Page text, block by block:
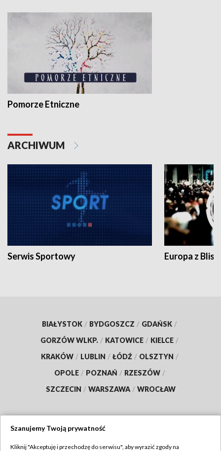
Pomorze Etniczne
ARCHIWUM
Serwis Sportowy Europa z
BIAŁYSTOK / BYDGOSZCZ / GDAŃSK /
GORZÓW WLKP. / KATOWICE / KIELCE /
KRAKÓW / LUBLIN / ŁÓDŹ / OLSZTYN /
OPOLE / POZNAŃ / RZESZÓW /
SZCZECIN / WARSZAWA / WROCŁAW
Szanujemy Twoją prywatność
Kliknij "Akceptuję i przechodzę do serwisu", aby wyrazić zgody na